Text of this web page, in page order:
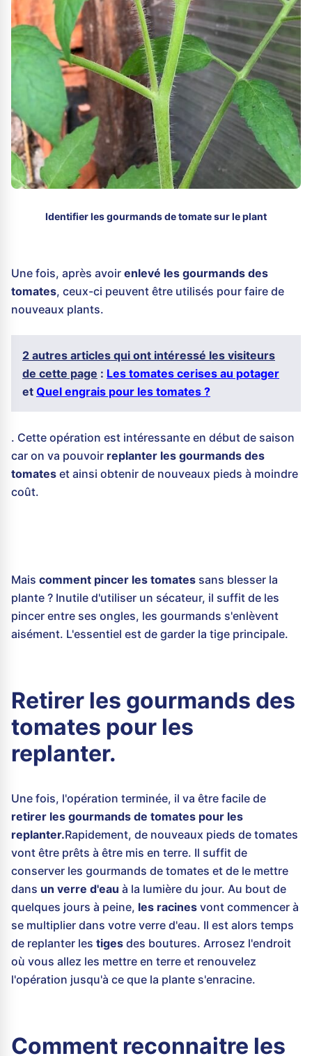
Identifier les gourmands de tomate sur le plant
Une fois, après avoir enlevé les gourmands des
tomates, ceux-ci peuvent être utilisés pour faire de
nouveaux plants.
2 autres articles qui ont intéressé les visiteurs
de cette page : Les tomates cerises au potager
et Quel engrais pour les tomates ?
. Cette opération est intéressante en début de saison
car on va pouvoir replanter les gourmands des
tomates et ainsi obtenir de nouveaux pieds à moindre
coût.
Mais comment pincer les tomates sans blesser la
plante ? Inutile d'utiliser un sécateur, il suffit de les
pincer entre ses ongles, les gourmands s'enlèvent
aisément. L'essentiel est de garder la tige principale.
Retirer les gourmands des
tomates pour les
replanter.
Une fois, l'opération terminée, il va être facile de
retirer les gourmands de tomates pour les
replanter.Rapidement, de nouveaux pieds de tomates
vont être prêts à être mis en terre. Il suffit de
conserver les gourmands de tomates et de le mettre
dans un verre d'eau à la lumière du jour. Au bout de
quelques jours à peine, les racines vont commencer à
se multiplier dans votre verre d'eau. Il est alors temps
de replanter les tiges des boutures. Arrosez l'endroit
où vous allez les mettre en terre et renouvelez
l'opération jusqu'à ce que la plante s'enracine.
Comment reconnaitre les